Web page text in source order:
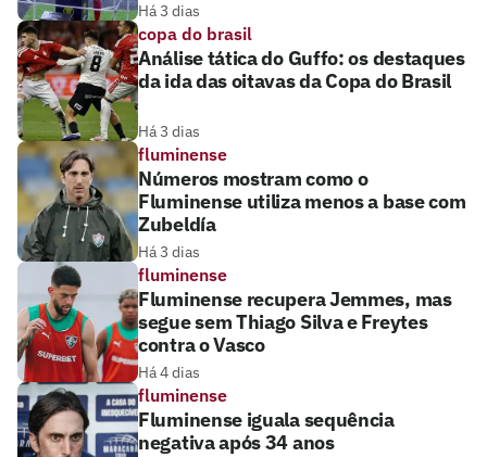
Há 3 dias
copa do brasil
Análise tática do Guffo: os destaques
da ida das oitavas da Copa do Brasil
Há 3 dias
fluminense
Números mostram como o
Fluminense utiliza menos a base com
Zubeldía
Há 3 dias
fluminense
Fluminense recupera Jemmes, mas
segue sem Thiago Silva e Freytes
contra o Vasco
Há 4 dias
fluminense
Fluminense iguala sequência
negativa após 34 anos